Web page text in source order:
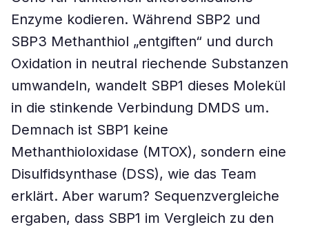
Enzyme kodieren. Während SBP2 und
SBP3 Methanthiol „entgiften“ und durch
Oxidation in neutral riechende Substanzen
umwandeln, wandelt SBP1 dieses Molekül
in die stinkende Verbindung DMDS um.
Demnach ist SBP1 keine
Methanthioloxidase (MTOX), sondern eine
Disulfidsynthase (DSS), wie das Team
erklärt. Aber warum? Sequenzvergleiche
ergaben, dass SBP1 im Vergleich zu den